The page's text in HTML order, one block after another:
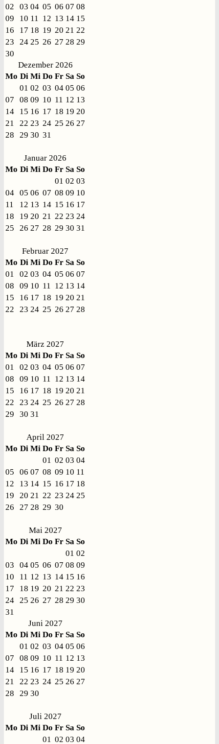
02
03 04 05 06 07 08
09
10 11 12 13 14 15
16
17 18 19 20 21 22
23
24 25 26 27 28 29
30
Dezember 2026
Mo Di Mi Do Fr Sa So
01 02 03 04 05 06
07
08 09 10 11 12 13
14
15 16 17 18 19 20
21
22 23 24 25 26 27
28
29 30 31
Januar 2026
Mo Di Mi Do Fr Sa So
01 02 03
04 05 06 07 08 09 10
11
12 13 14 15 16 17
18
19 20 21 22 23 24
25
26 27 28 29 30 31
Februar 2027
Mo Di Mi Do Fr Sa So
01
02 03 04 05 06 07
08
09 10 11 12 13 14
15
16 17 18 19 20 21
22
23 24 25 26 27 28
März 2027
Mo Di Mi Do Fr Sa So
01
02 03 04 05 06 07
08
09 10 11 12 13 14
15
16 17 18 19 20 21
22
23 24 25 26 27 28
29
30 31
April 2027
Mo Di Mi Do Fr Sa So
01 02 03 04
05
06 07 08 09 10 11
12
13 14 15 16 17 18
19
20 21 22 23 24 25
26
27 28 29 30
Mai 2027
Mo Di Mi Do Fr Sa So
01 02
03
04 05 06 07 08 09
10
11 12 13 14 15 16
17
18 19 20 21 22 23
24
25 26 27 28 29 30
31
Juni 2027
Mo Di Mi Do Fr Sa So
01 02 03 04 05 06
07
08 09 10 11 12 13
14
15 16 17 18 19 20
21
22 23 24 25 26 27
28
29 30
Juli 2027
Mo Di Mi Do Fr Sa So
01 02 03 04